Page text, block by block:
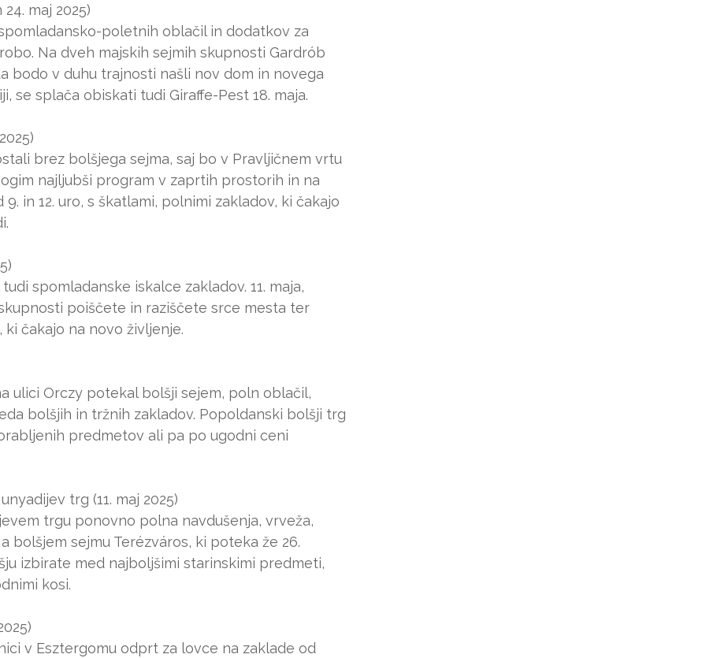
maj 2025)
poletnih oblačil in dodatkov za
Na dveh majskih sejmih skupnosti Gardrób
bodo v duhu trajnosti našli nov dom in novega
se splača obiskati tudi Giraffe-Pest 18. maja.
brez bolšjega sejma, saj bo v Pravljičnem vrtu
najljubši program v zaprtih prostorih in na
in 12. uro, s škatlami, polnimi zakladov, ki čakajo
spomladanske iskalce zakladov. 11. maja,
poiščete in raziščete srce mesta ter
čakajo na novo življenje.
ulici Orczy potekal bolšji sejem, poln oblačil,
bolšjih in tržnih zakladov. Popoldanski bolšji trg
predmetov ali pa po ugodni ceni
trg (11. maj 2025)
trgu ponovno polna navdušenja, vrveža,
bolšjem sejmu Terézváros, ki poteka že 26.
izbirate med najboljšimi starinskimi predmeti,
kosi.
v Esztergomu odprt za lovce na zaklade od